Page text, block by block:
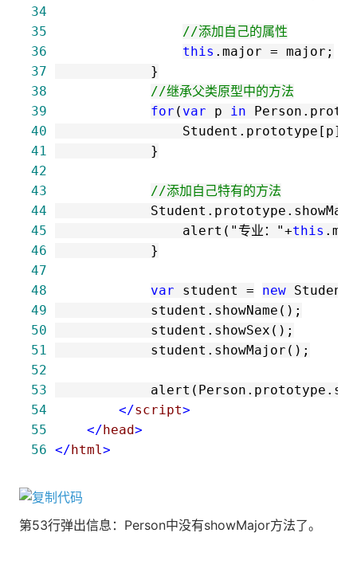
34
35
//添加自己的属性
36
this .major =
37
38
//继承父类原型中的方法
39
for ( var p
in
40
                Student.prototype[p]
41
42
43
//添加自己特有的方法
44
45
                alert(
"专业： "+this
46
47
48
var student = new Student(
49
50
51
52
53
54
</script>
55
</head>
56 </html >
第53行弹出信息：Person中没有showMajor方法了。